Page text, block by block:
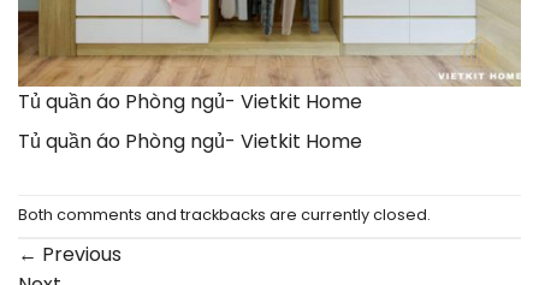
Tủ quần áo Phòng ngủ- Vietkit Home
Tủ quần áo Phòng ngủ- Vietkit Home
Both comments and trackbacks are currently closed.
← Previous